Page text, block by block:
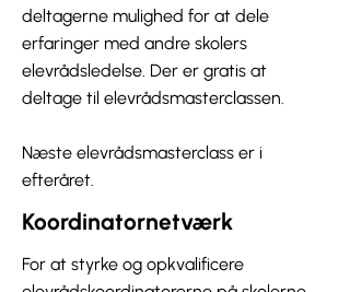
deltagerne mulighed for at dele
erfaringer med andre skolers
elevrådsledelse. Der er gratis at
deltage til elevrådsmasterclassen.
Næste elevrådsmasterclass er i
efteråret.
Koordinatornetværk
For at styrke og opkvalificere